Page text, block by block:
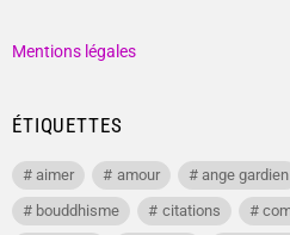
Mentions légales
ÉTIQUETTES
aimer amour ange gardien
bouddhisme
citations